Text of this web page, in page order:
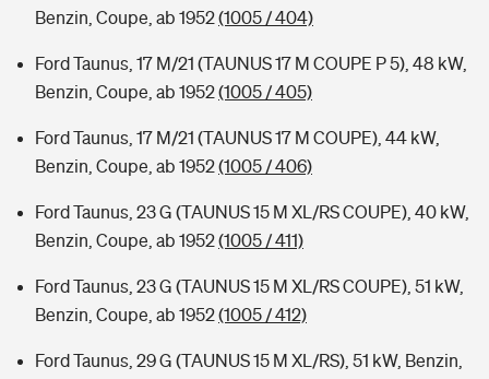
Benzin, Coupe, ab 1952(1005 / 404)
Ford Taunus, 17 M/21 (TAUNUS 17 M COUPE P 5), 48 kW,
Benzin, Coupe, ab 1952(1005 / 405)
Ford Taunus, 17 M/21 (TAUNUS 17 M COUPE), 44 kW,
Benzin, Coupe, ab 1952(1005 / 406)
Ford Taunus, 23 G (TAUNUS 15 M XL/RS COUPE), 40 kW,
Benzin, Coupe, ab 1952(1005 / 411)
Ford Taunus, 23 G (TAUNUS 15 M XL/RS COUPE), 51 kW,
Benzin, Coupe, ab 1952(1005 / 412)
Ford Taunus, 29 G (TAUNUS 15 M XL/RS), 51 kW, Benzin,